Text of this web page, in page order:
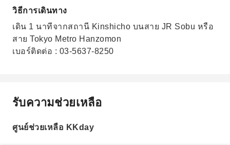
วิธีการเดินทาง
เดิน 1 นาทีจากสถานี Kinshicho บนสาย JR Sobu หรือ
สาย Tokyo Metro Hanzomon
เบอร์ติดต่อ : 03-5637-8250
รับความช่วยเหลือ
ศูนย์ช่วยเหลือ KKday